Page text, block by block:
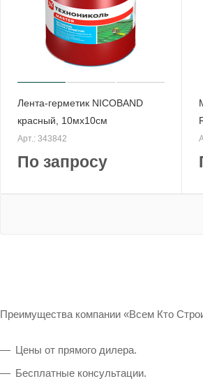
Лента-герметик NICOBAND
красный, 10мх10см
Арт.: 343842
По запросу
Преимущества компании «Всем Кто
Цены от прямого дилера.
Бесплатные консультации.